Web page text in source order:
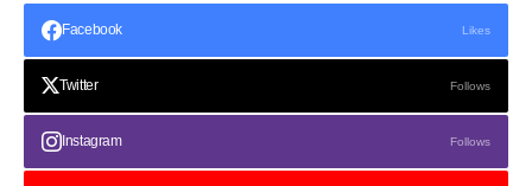
Facebook Likes
Twitter Follows
Instagram Follows